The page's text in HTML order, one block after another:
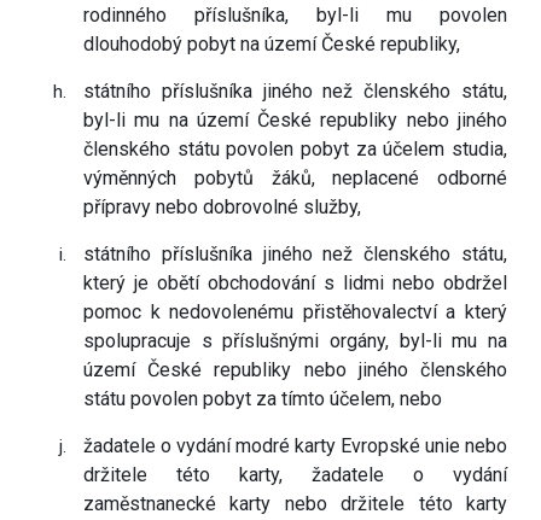
rodinného příslušníka, byl-li mu povolen
dlouhodobý pobyt na území České republiky,
státního příslušníka jiného než členského státu,
byl-li mu na území České republiky nebo jiného
členského státu povolen pobyt za účelem studia,
výměnných pobytů žáků, neplacené odborné
přípravy nebo dobrovolné služby,
státního příslušníka jiného než členského státu,
který je obětí obchodování s lidmi nebo obdržel
pomoc k nedovolenému přistěhovalectví a který
spolupracuje s příslušnými orgány, byl-li mu na
území České republiky nebo jiného členského
státu povolen pobyt za tímto účelem, nebo
žadatele o vydání modré karty Evropské unie nebo
držitele této karty, žadatele o vydání
zaměstnanecké karty nebo držitele této karty